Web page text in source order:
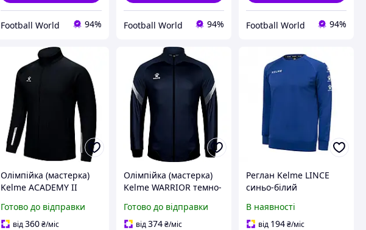
Football World 94% Football World 94% Football World 94%
Олімпійка (мастерка)
Kelme ACADEMY II
Готово до відправки
від360₴/міс
Олімпійка (мастерка)
Kelme WARRIOR темно-
8061WT1009.9469
Готово до відправки
від374 ₴/міс
Реглан Kelme LINCE
синьо-білий
В наявності
від 194₴/міс